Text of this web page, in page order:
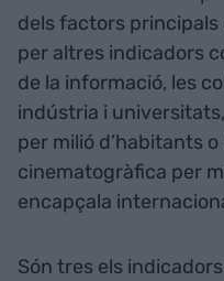
dels factors principals
per altres indicadors
de la informació, les
indústria i
per milió d’habitants
cinematogràfica per
encapçala
Són tres els